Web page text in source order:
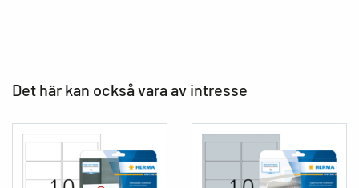
Det här kan också vara av intresse